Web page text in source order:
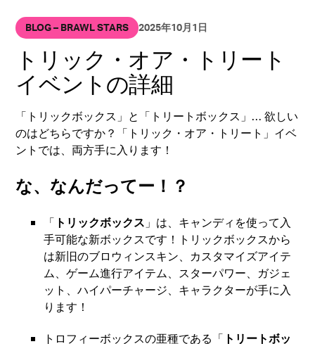
BLOG – BRAWL STARS 2025年10月1日
トリック・オア・トリート
イベントの詳細
「トリックボックス」と「トリートボックス」… 欲しい
のはどちらですか？「トリック・オア・トリート」イベ
ントでは、両方手に入ります！
な、なんだってー！？
「 トリックボックス 」は、キャンディを使って入
手可能な新ボックスです！トリックボックスから
は新旧のブロウィンスキン、カスタマイズアイテ
ム、ゲーム進行アイテム、スターパワー、ガジェ
ット、ハイパーチャージ、キャラクターが手に入
ります！
トロフィーボックスの亜種である「 トリートボッ